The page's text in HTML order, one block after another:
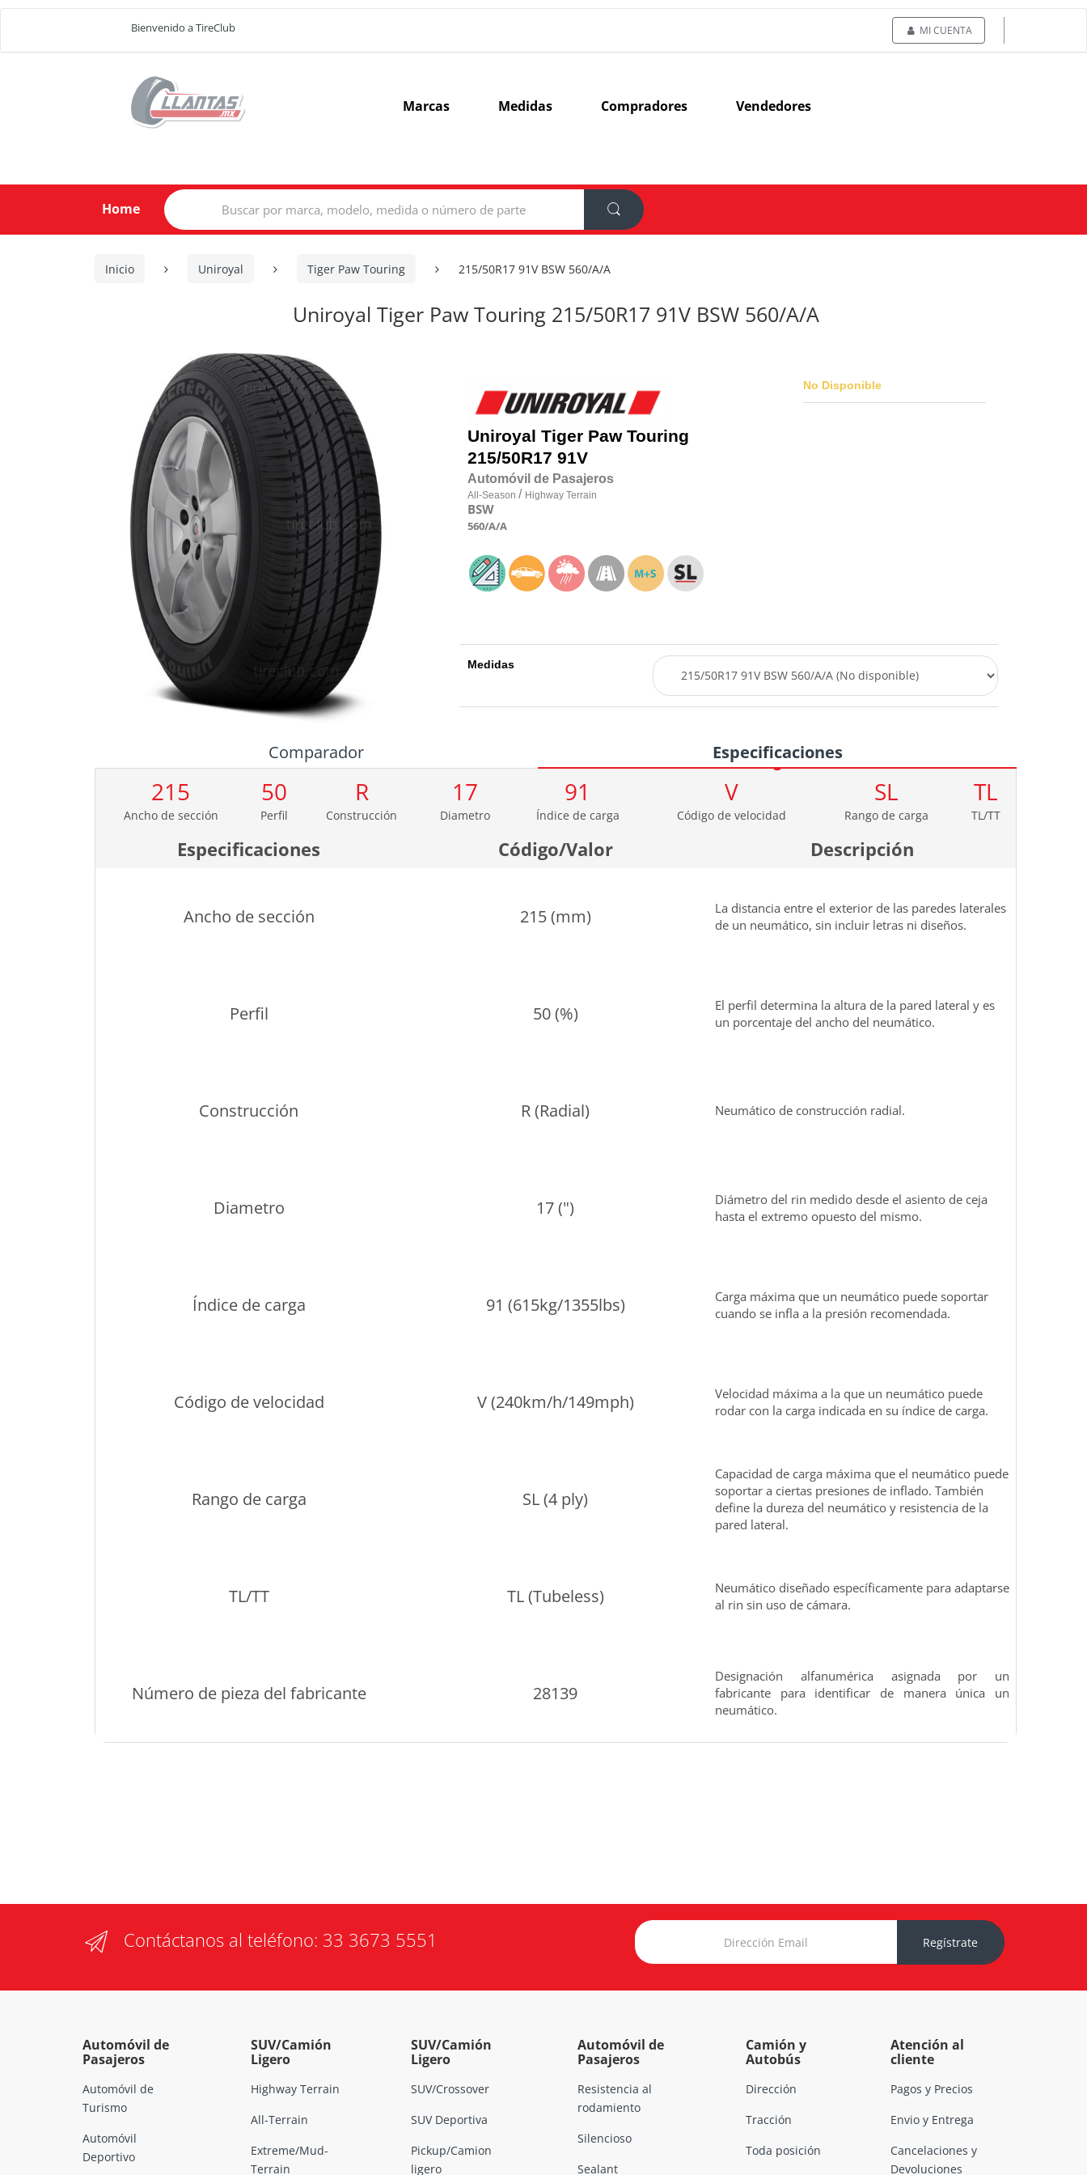
Bienvenido a TireClub MI CUENTA
Marcas Medidas Compradores Vendedores
Home
Search
for:
Inicio Uniroyal Tiger Paw Touring 215/50R17 91V BSW 560/A/A
Uniroyal Tiger Paw Touring 215/50R17 91V BSW 560/A/A
Uniroyal Tiger Paw Touring
215/50R17 91V
Automóvil de Pasajeros
All-Season / Highway Terrain
BSW
560/A/A
No Disponible
Medidas
Comparador Especificaciones
215
Ancho de sección
50
Perfil
R
Construcción
17
Diametro
91
Índice de carga
V
Código de velocidad
SL
Rango de carga
TL
TL/TT
Especificaciones Código/Valor Descripción
Ancho de sección 215 (mm)
La distancia entre el exterior de las paredes laterales
de un neumático, sin incluir letras ni diseños.
Perfil 50 (%)
El perfil determina la altura de la pared lateral y es
un porcentaje del ancho del neumático.
Construcción R (Radial) Neumático de construcción radial.
Diametro 17 (")
Diámetro del rin medido desde el asiento de ceja
hasta el extremo opuesto del mismo.
Índice de carga 91 (615kg/1355lbs)
Carga máxima que un neumático puede soportar
cuando se infla a la presión recomendada.
Código de velocidad V (240km/h/149mph)
Velocidad máxima a la que un neumático puede
rodar con la carga indicada en su índice de carga.
Rango de carga SL (4 ply)
Capacidad de carga máxima que el neumático puede
soportar a ciertas presiones de inflado. También
define la dureza del neumático y resistencia de la
pared lateral.
TL/TT TL (Tubeless)
Neumático diseñado específicamente para adaptarse
al rin sin uso de cámara.
Número de pieza del fabricante 28139
Designación alfanumérica asignada por un
fabricante para identificar de manera única un
neumático.
Contáctanos al teléfono: 33 3673 5551 Regístrate
Automóvil de
Pasajeros
Automóvil de
Turismo
Automóvil
Deportivo
SUV/Camión
Ligero
Highway Terrain
All-Terrain
Extreme/Mud-
Terrain
SUV/Camión
Ligero
SUV/Crossover
SUV Deportiva
Pickup/Camion
ligero
Automóvil de
Pasajeros
Resistencia al
rodamiento
Silencioso
Sealant
Camión y
Autobús
Dirección
Tracción
Toda posición
Atención al
cliente
Pagos y Precios
Envio y Entrega
Cancelaciones y
Devoluciones